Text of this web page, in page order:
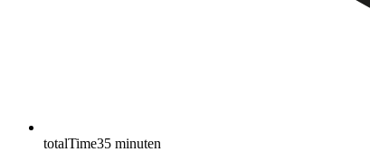
totalTime35 minuten